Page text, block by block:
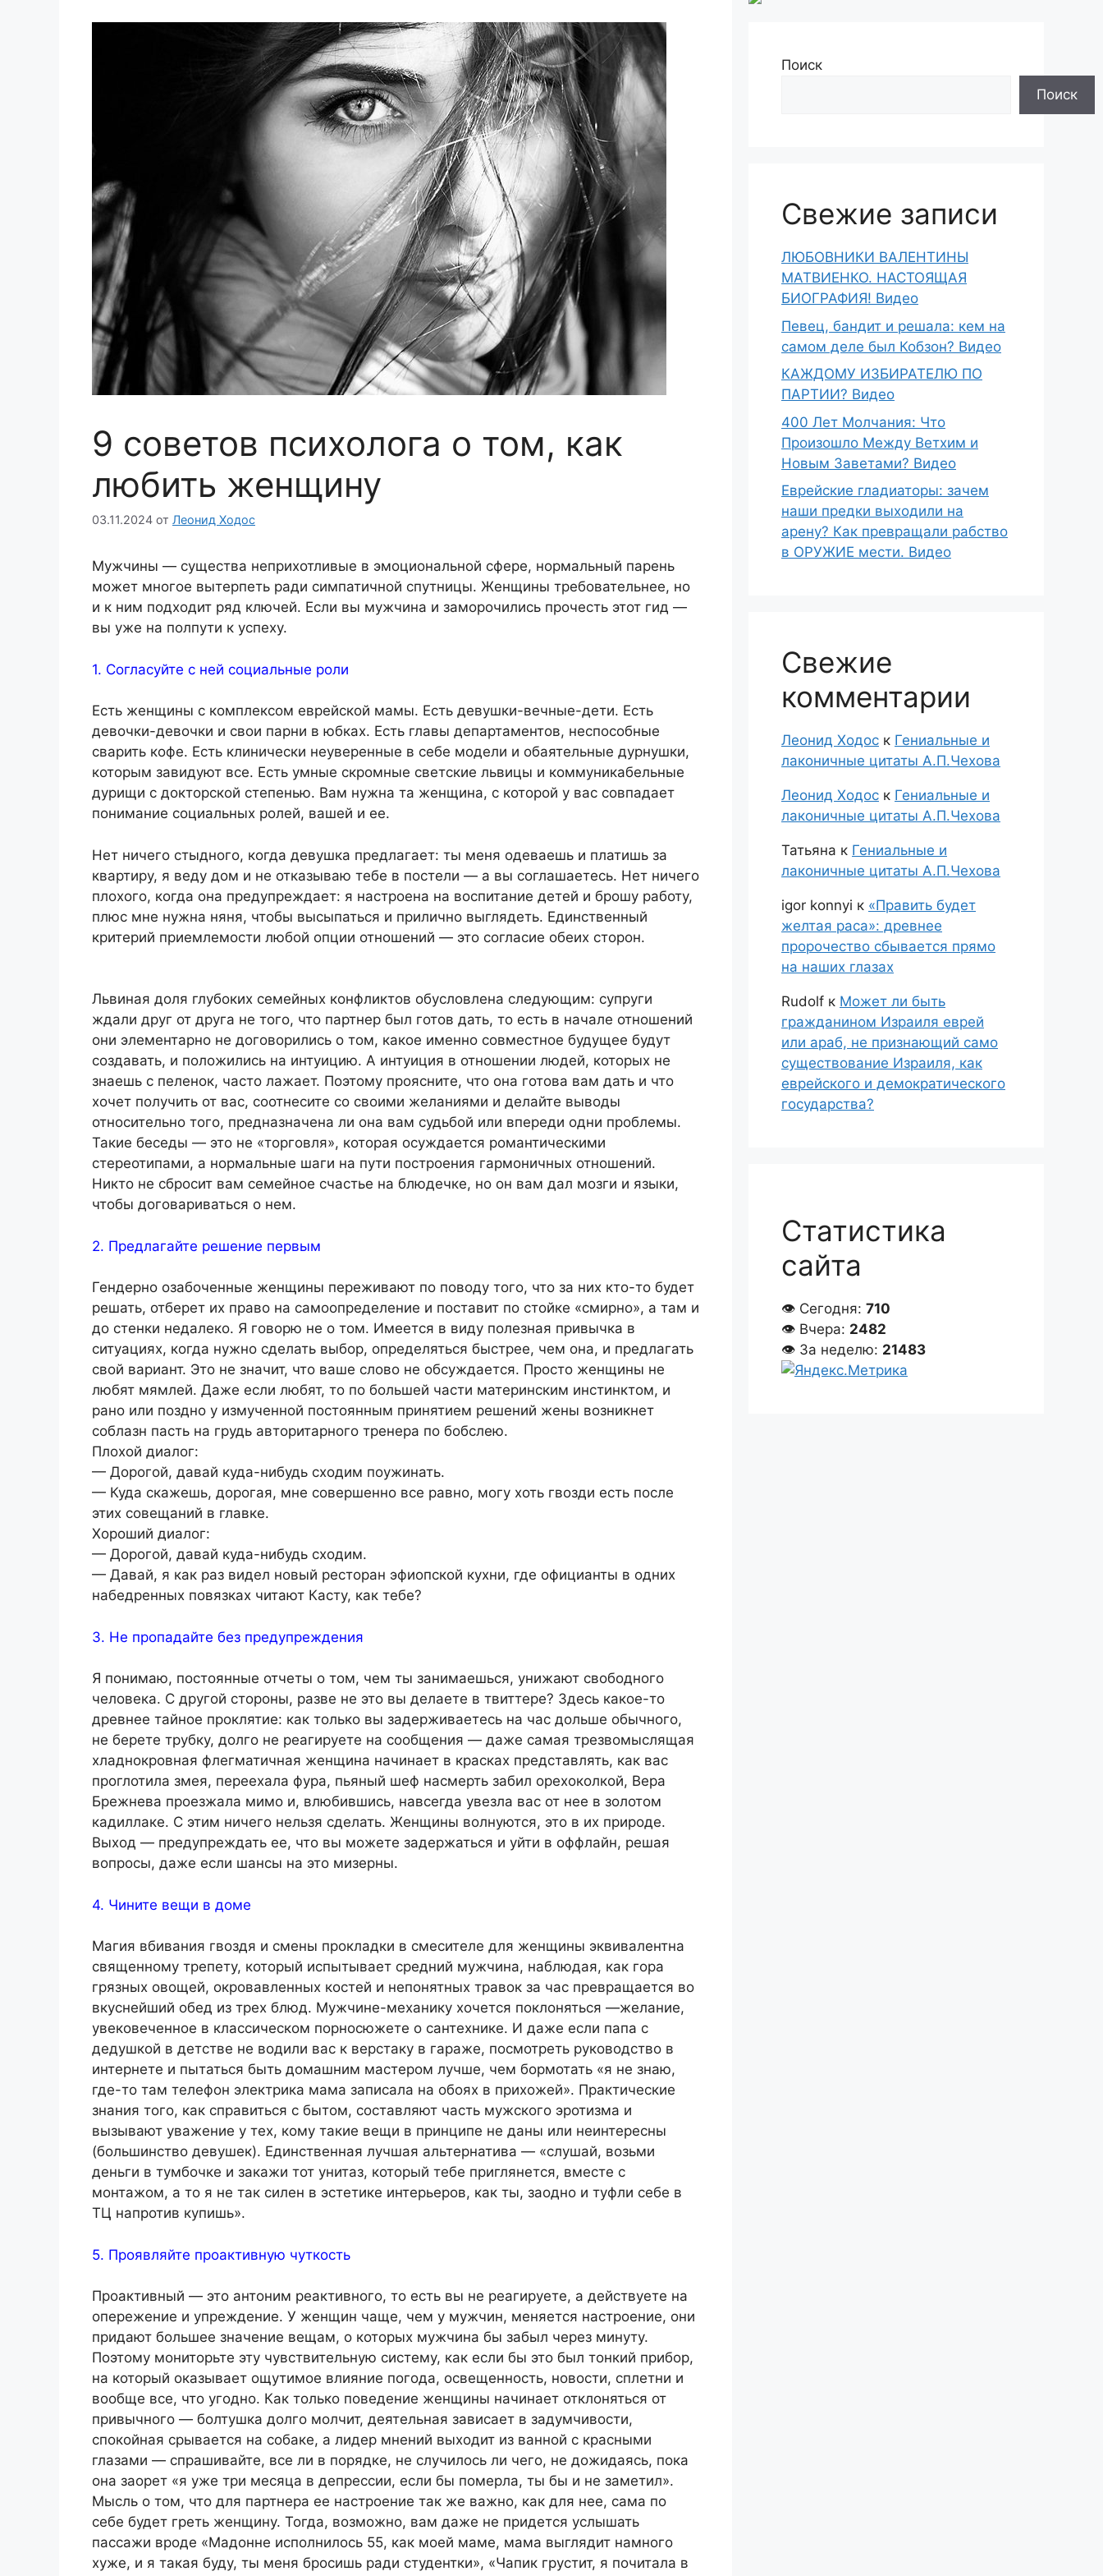
9 советов психолога о том, как
любить женщину
03.11.2024 от Леонид Ходос
Мужчины — существа неприхотливые в эмоциональной сфере, нормальный парень
может многое вытерпеть ради симпатичной спутницы. Женщины требовательнее, но
и к ним подходит ряд ключей. Если вы мужчина и заморочились прочесть этот гид —
вы уже на полпути к успеху.
1. Согласуйте с ней социальные роли
Есть женщины с комплексом еврейской мамы. Есть девушки-вечные-дети. Есть
девочки-девочки и свои парни в юбках. Есть главы департаментов, неспособные
сварить кофе. Есть клинически неуверенные в себе модели и обаятельные дурнушки,
которым завидуют все. Есть умные скромные светские львицы и коммуникабельные
дурищи с докторской степенью. Вам нужна та женщина, с которой у вас совпадает
понимание социальных ролей, вашей и ее.
Нет ничего стыдного, когда девушка предлагает: ты меня одеваешь и платишь за
квартиру, я веду дом и не отказываю тебе в постели — а вы соглашаетесь. Нет ничего
плохого, когда она предупреждает: я настроена на воспитание детей и брошу работу,
плюс мне нужна няня, чтобы высыпаться и прилично выглядеть. Единственный
критерий приемлемости любой опции отношений — это согласие обеих сторон.
Львиная доля глубоких семейных конфликтов обусловлена следующим: супруги
ждали друг от друга не того, что партнер был готов дать, то есть в начале отношений
они элементарно не договорились о том, какое именно совместное будущее будут
создавать, и положились на интуицию. А интуиция в отношении людей, которых не
знаешь с пеленок, часто лажает. Поэтому проясните, что она готова вам дать и что
хочет получить от вас, соотнесите со своими желаниями и делайте выводы
относительно того, предназначена ли она вам судьбой или впереди одни проблемы.
Такие беседы — это не «торговля», которая осуждается романтическими
стереотипами, а нормальные шаги на пути построения гармоничных отношений.
Никто не сбросит вам семейное счастье на блюдечке, но он вам дал мозги и языки,
чтобы договариваться о нем.
2. Предлагайте решение первым
Гендерно озабоченные женщины переживают по поводу того, что за них кто-то будет
решать, отберет их право на самоопределение и поставит по стойке «смирно», а там и
до стенки недалеко. Я говорю не о том. Имеется в виду полезная привычка в
ситуациях, когда нужно сделать выбор, определяться быстрее, чем она, и предлагать
свой вариант. Это не значит, что ваше слово не обсуждается. Просто женщины не
любят мямлей. Даже если любят, то по большей части материнским инстинктом, и
рано или поздно у измученной постоянным принятием решений жены возникнет
соблазн пасть на грудь авторитарного тренера по бобслею.
Плохой диалог:
— Дорогой, давай куда-нибудь сходим поужинать.
— Куда скажешь, дорогая, мне совершенно все равно, могу хоть гвозди есть после
этих совещаний в главке.
Хороший диалог:
— Дорогой, давай куда-нибудь сходим.
— Давай, я как раз видел новый ресторан эфиопской кухни, где официанты в одних
набедренных повязках читают Касту, как тебе?
3. Не пропадайте без предупреждения
Я понимаю, постоянные отчеты о том, чем ты занимаешься, унижают свободного
человека. С другой стороны, разве не это вы делаете в твиттере? Здесь какое-то
древнее тайное проклятие: как только вы задерживаетесь на час дольше обычного,
не берете трубку, долго не реагируете на сообщения — даже самая трезвомыслящая
хладнокровная флегматичная женщина начинает в красках представлять, как вас
проглотила змея, переехала фура, пьяный шеф насмерть забил орехоколкой, Вера
Брежнева проезжала мимо и, влюбившись, навсегда увезла вас от нее в золотом
кадиллаке. С этим ничего нельзя сделать. Женщины волнуются, это в их природе.
Выход — предупреждать ее, что вы можете задержаться и уйти в оффлайн, решая
вопросы, даже если шансы на это мизерны.
4. Чините вещи в доме
Магия вбивания гвоздя и смены прокладки в смесителе для женщины эквивалентна
священному трепету, который испытывает средний мужчина, наблюдая, как гора
грязных овощей, окровавленных костей и непонятных травок за час превращается во
вкуснейший обед из трех блюд. Мужчине-механику хочется поклоняться —желание,
увековеченное в классическом порносюжете о сантехнике. И даже если папа с
дедушкой в детстве не водили вас к верстаку в гараже, посмотреть руководство в
интернете и пытаться быть домашним мастером лучше, чем бормотать «я не знаю,
где-то там телефон электрика мама записала на обоях в прихожей». Практические
знания того, как справиться с бытом, составляют часть мужского эротизма и
вызывают уважение у тех, кому такие вещи в принципе не даны или неинтересны
(большинство девушек). Единственная лучшая альтернатива — «слушай, возьми
деньги в тумбочке и закажи тот унитаз, который тебе приглянется, вместе с
монтажом, а то я не так силен в эстетике интерьеров, как ты, заодно и туфли себе в
ТЦ напротив купишь».
5. Проявляйте проактивную чуткость
Проактивный — это антоним реактивного, то есть вы не реагируете, а действуете на
опережение и упреждение. У женщин чаще, чем у мужчин, меняется настроение, они
придают большее значение вещам, о которых мужчина бы забыл через минуту.
Поэтому мониторьте эту чувствительную систему, как если бы это был тонкий прибор,
на который оказывает ощутимое влияние погода, освещенность, новости, сплетни и
вообще все, что угодно. Как только поведение женщины начинает отклоняться от
привычного — болтушка долго молчит, деятельная зависает в задумчивости,
спокойная срывается на собаке, а лидер мнений выходит из ванной с красными
глазами — спрашивайте, все ли в порядке, не случилось ли чего, не дожидаясь, пока
она заорет «я уже три месяца в депрессии, если бы померла, ты бы и не заметил».
Мысль о том, что для партнера ее настроение так же важно, как для нее, сама по
себе будет греть женщину. Тогда, возможно, вам даже не придется услышать
пассажи вроде «Мадонне исполнилось 55, как моей маме, мама выглядит намного
хуже, и я такая буду, ты меня бросишь ради студентки», «Чапик грустит, я почитала в
Поиск
Поиск
Свежие записи
ЛЮБОВНИКИ ВАЛЕНТИНЫ
МАТВИЕНКО. НАСТОЯЩАЯ
БИОГРАФИЯ! Видео
Певец, бандит и решала: кем на
самом деле был Кобзон? Видео
КАЖДОМУ ИЗБИРАТЕЛЮ ПО
ПАРТИИ? Видео
400 Лет Молчания: Что
Произошло Между Ветхим и
Новым Заветами? Видео
Еврейские гладиаторы: зачем
наши предки выходили на
арену? Как превращали рабство
в ОРУЖИЕ мести. Видео
Свежие
комментарии
Леонид Ходос к Гениальные и
лаконичные цитаты А.П.Чехова
Леонид Ходос к Гениальные и
лаконичные цитаты А.П.Чехова
Татьяна к Гениальные и
лаконичные цитаты А.П.Чехова
igor konnyi к «Править будет
желтая раса»: древнее
пророчество сбывается прямо
на наших глазах
Rudolf к Может ли быть
гражданином Израиля еврей
или араб, не признающий само
существование Израиля, как
еврейского и демократического
государства?
Статистика
сайта
👁 Сегодня: 710
👁 Вчера: 2482
👁 За неделю: 21483